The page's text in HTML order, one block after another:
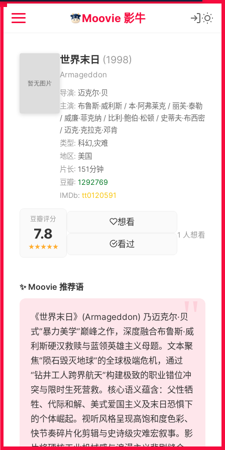
Moovie 影牛
世界末日 (1998)
Armageddon
导演: 迈克尔·贝
主演: 布鲁斯·威利斯 / 本·阿弗莱克 / 丽芙·泰勒
/ 威廉·菲克纳 / 比利·鲍伯·松顿 / 史蒂夫·布西密
/ 迈克·克拉克·邓肯
类型: 科幻,灾难
地区: 美国
片长: 151分钟
豆瓣: 1292769
IMDb: tt0120591
豆瓣评分
7.8
★★★★★
想看
看过
1 人想看
✨ Moovie 推荐语
《世界末日》(Armageddon) 乃迈克尔·贝
式“暴力美学”巅峰之作，深度融合布鲁斯·威
利斯硬汉救赎与蓝领英雄主义母题。文本聚
焦“陨石毁灭地球”的全球极端危机，通过
“钻井工人跨界航天”构建极致的职业错位冲
突与限时生死营救。核心语义蕴含：父性牺
牲、代际和解、美式爱国主义及末日恐惧下
的个体崛起。视听风格呈现高饱和度色彩、
快节奏碎片化剪辑与史诗级灾难宏叙事。影
片将硬核工业机械感与浪漫主义悲剧缝合，